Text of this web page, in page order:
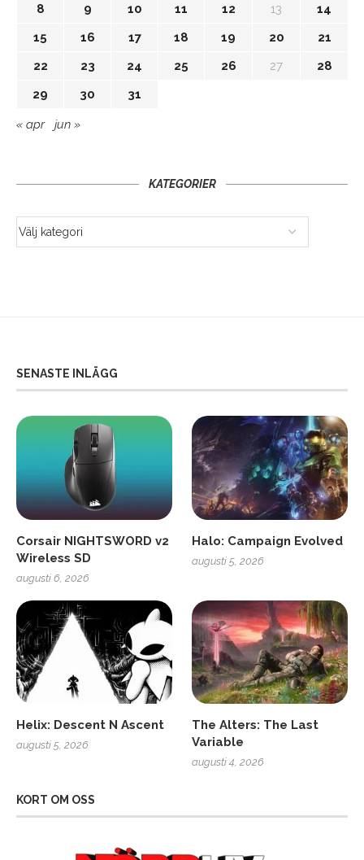
8
9 10 11 12 13
14
15
16 17 18 19 20
21
22
23 24 25 26 27
28
29
30 31
« apr jun »
KATEGORIER
SENASTE INLÄGG
Corsair NIGHTSWORD v2
Wireless SD
augusti 6, 2026
Halo: Campaign Evolved
augusti 5, 2026
Helix: Descent N Ascent
augusti 5, 2026
The Alters: The Last
Variable
augusti 4, 2026
KORT OM OSS